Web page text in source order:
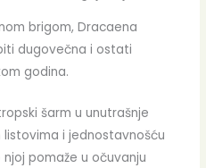
brigom, Dracaena
dugovečna i ostati
godina.
šarm u unutrašnje
i jednostavnošću
pomaže u očuvanju